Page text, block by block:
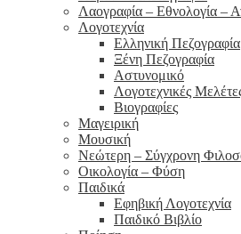
Λαογραφία – Εθνολογία –
Λογοτεχνία
Ελληνική Πεζογραφία
Ξένη Πεζογραφία
Αστυνομικό
Λογοτεχνικές
Βιογραφίες
Μαγειρική
Μουσική
Νεώτερη – Σύγχρονη
Οικολογία – Φύση
Παιδικά
Εφηβική Λογοτεχνία
Παιδικό Βιβλίο